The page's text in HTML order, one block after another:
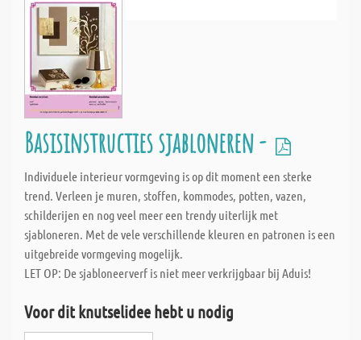
Basisinstructies sjabloneren -
Individuele interieur vormgeving is op dit moment een sterke
trend. Verleen je muren, stoffen, kommodes, potten, vazen,
schilderijen en nog veel meer een trendy uiterlijk met
sjabloneren. Met de vele verschillende kleuren en patronen is een
uitgebreide vormgeving mogelijk.
LET OP: De sjabloneerverf is niet meer verkrijgbaar bij Aduis!
Voor dit knutselidee hebt u nodig